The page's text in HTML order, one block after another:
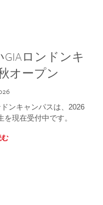
ロンドンキ
オープン
ンキャンパスは、2026
現在受付中です。